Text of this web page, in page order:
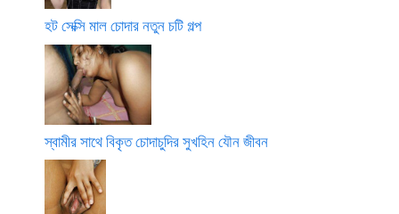
হট সেক্সি মাল চোদার নতুন চটি গল্প
স্বামীর সাথে বিকৃত চোদাচুদির সুখহিন যৌন জীবন